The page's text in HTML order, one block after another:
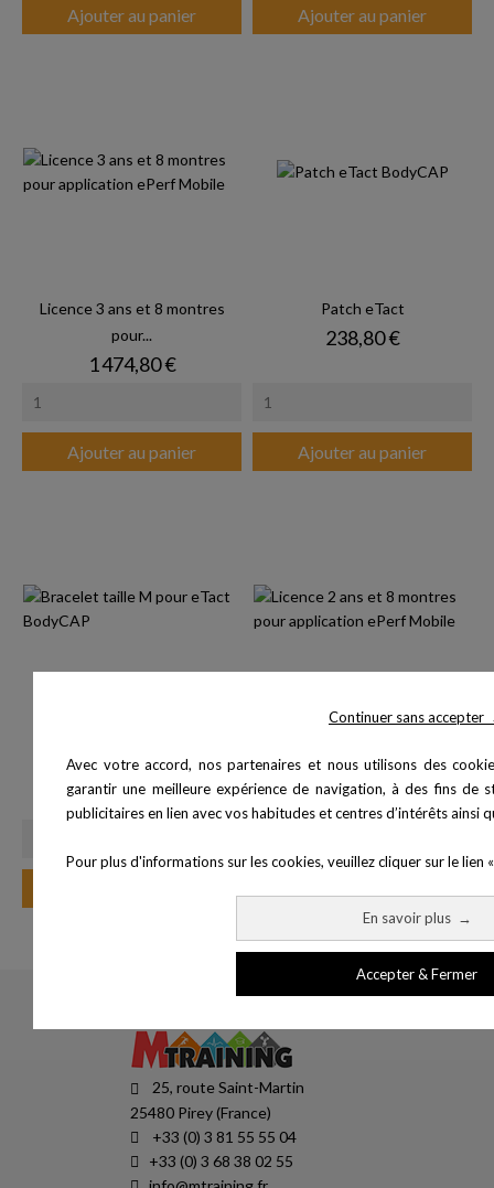
Continuer sans accepter
Avec votre accord, nos partenaires et nous utilisons des
garantir une meilleure expérience de navigation, à des fins de
publicitaires en lien avec vos habitudes et centres d’intérêts ainsi
Pour plus d'informations sur les cookies, veuillez cliquer sur le lien
En savoir plus →
Accepter & Fermer
Ajouter au panier Ajouter au panier
Licence 3 ans et 8 montres
pour...
Prix
1 474,80 €
Ajouter au panier
Patch eTact
Prix
238,80 €
Ajouter au panier
Prix
30,00 €
pour...
Prix
1 106,40 €
25, route Saint-Martin
25480 Pirey (France)
+33 (0) 3 81 55 55 04
+33 (0) 3 68 38 02 55